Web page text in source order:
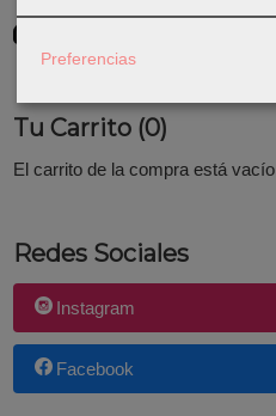
GRATIS *
Consultar Destinos
Tu Carrito (0)
El carrito de la compra está vacío
Redes Sociales
Instagram
Facebook
Preferencias